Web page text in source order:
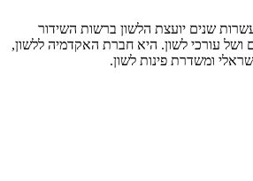
שנים יועצת הלשון ברשות השידור
ושל עורכי לשון. היא חברת האקדמיה ללשון,
ומשדרת פינות לשון.